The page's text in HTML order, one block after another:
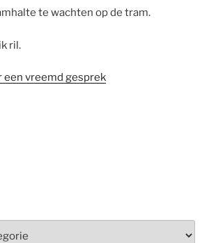
te wachten op de tram.
ril.
een vreemd gesprek